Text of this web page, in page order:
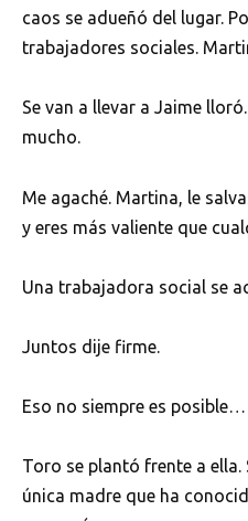
caos se adueñó del lugar.
trabajadores sociales.
Se van a llevar a Jaime
mucho.
Me agaché. Martina, le
y eres más valiente que
Una trabajadora social se
Juntos dije firme.
Eso no siempre es posible…
Toro se plantó frente a ella.
única madre que ha